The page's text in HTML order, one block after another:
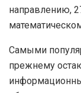
направлению,
Самыми
прежнему